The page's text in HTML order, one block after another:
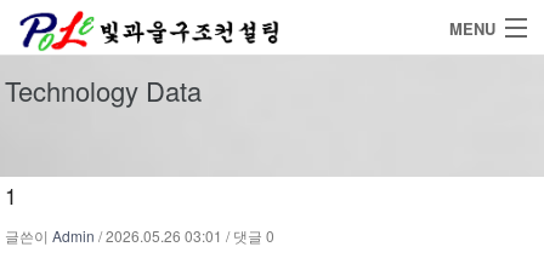
MENU
Home
연구실적
Technology Data
1
글쓴이 Admin / 2026.05.26 03:01 / 댓글 0